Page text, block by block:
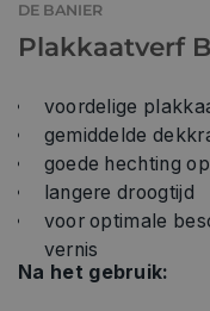
DE BANIER
Plakkaatverf
voordelige
gemiddelde
goede hechting
langere droogtijd
voor optimale
vernis
Na het gebruik: